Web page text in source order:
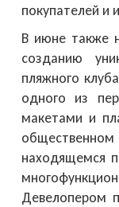
покупателей и
В июне также
созданию
пляжного
одного из
макетами и
находящемся
Девелопером